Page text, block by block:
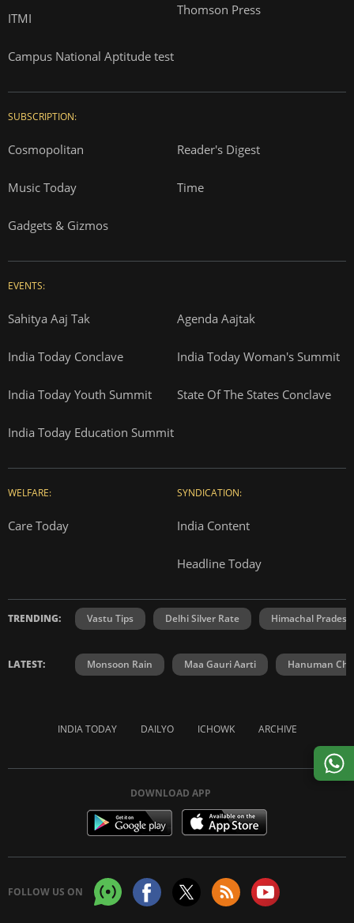
ITMI
Campus National Aptitude test
Thomson Press
SUBSCRIPTION:
Cosmopolitan Reader's Digest
Music Today Time
Gadgets & Gizmos
EVENTS:
Sahitya Aaj Tak Agenda Aajtak
India Today Conclave India Today Woman's Summit
India Today Youth Summit State Of The States Conclave
India Today Education Summit
WELFARE:
Care Today
SYNDICATION:
India Content
Headline Today
TRENDING: Vastu Tips Delhi Silver Rate Himachal
LATEST: Monsoon Rain Maa Gauri Aarti Hanuman
INDIA TODAY DAILYO ICHOWK ARCHIVE
DOWNLOAD APP
FOLLOW US ON